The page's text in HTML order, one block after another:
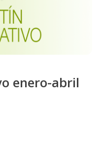
enero-abril